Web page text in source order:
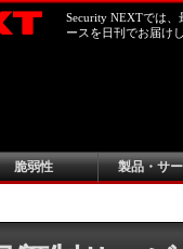
Security NEXTでは
ースを日刊でお届け
脆弱性 製品・サ